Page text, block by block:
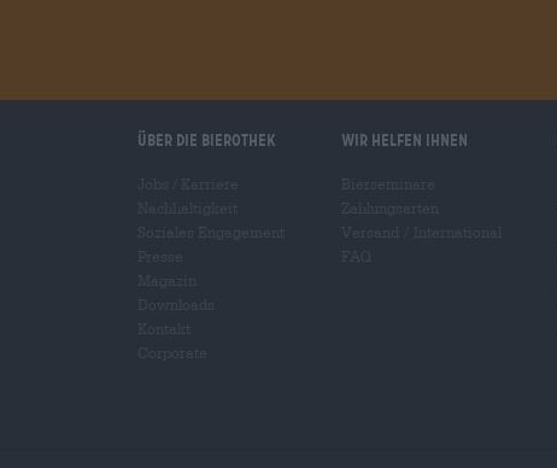
Über die Bierothek Wir helfen Ihnen